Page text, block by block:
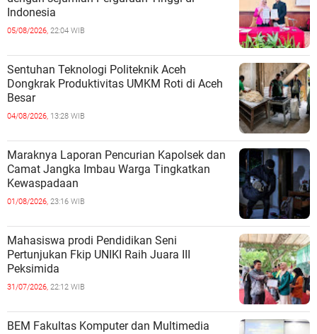
Indonesia
05/08/2026, 22:04 WIB
Sentuhan Teknologi Politeknik Aceh
Dongkrak Produktivitas UMKM Roti di Aceh
Besar
04/08/2026, 13:28 WIB
Maraknya Laporan Pencurian Kapolsek dan
Camat Jangka Imbau Warga Tingkatkan
Kewaspadaan
01/08/2026, 23:16 WIB
Mahasiswa prodi Pendidikan Seni
Pertunjukan Fkip UNIKI Raih Juara III
Peksimida
31/07/2026, 22:12 WIB
BEM Fakultas Komputer dan Multimedia